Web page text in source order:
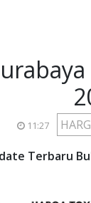
11:27
Terbaru